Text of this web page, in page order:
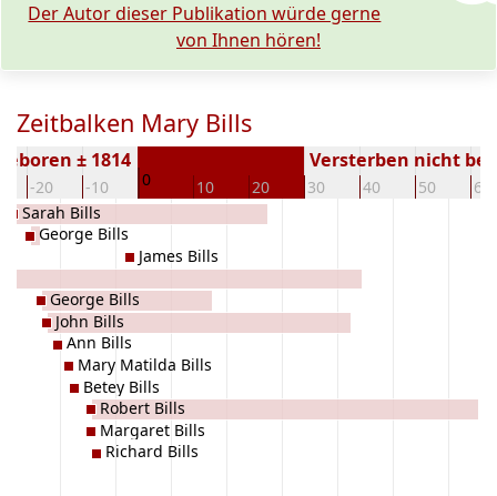
Der Autor dieser Publikation würde gerne
von Ihnen hören!
Zeitbalken Mary Bills
-20 -10 0 10 20 30 40 50 60
± 1814 Versterben nicht
Sarah Bills
George Bills
George Bills
John Bills
Ann Bills
Mary Matilda Bills
Betey Bills
Robert Bills
Margaret Bills
Richard Bills
James Bills